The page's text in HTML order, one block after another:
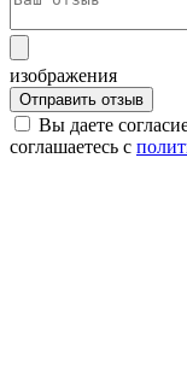
изображения
Отправить отзыв
Вы даете
соглашаетесь с